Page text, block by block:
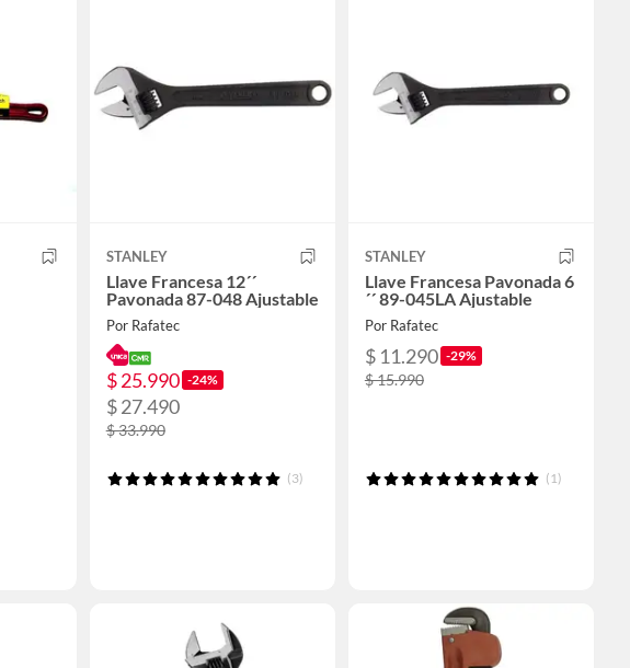
STANLEY
Llave Francesa 12´´
Pavonada 87-048 Ajustable
Por Rafatec
$ 25.990 -24%
$ 27.490
$ 33.990
(3)
STANLEY
Llave Francesa Pavonada 6
´´ 89-045LA Ajustable
Por Rafatec
$ 11.290 -29%
$ 15.990
(1)